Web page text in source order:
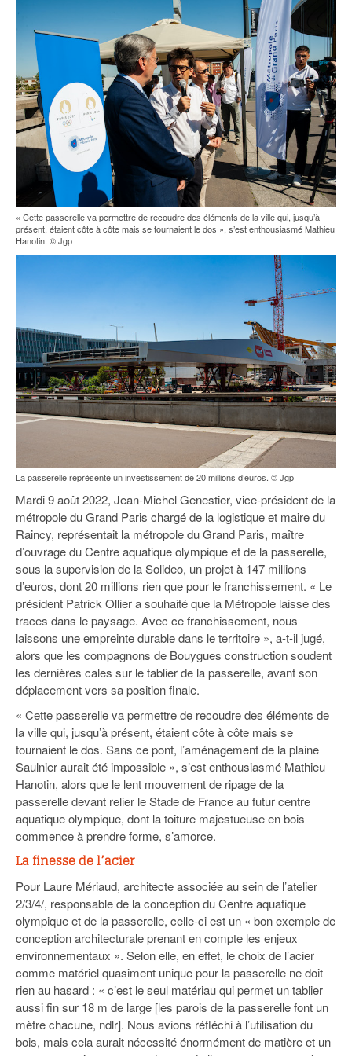
« Cette passerelle va permettre de recoudre des éléments de la ville qui, jusqu’à
présent, étaient côte à côte mais se tournaient le dos », s’est enthousiasmé Mathieu
Hanotin. © Jgp
La passerelle représente un investissement de 20 millions d’euros. © Jgp
Mardi 9 août 2022, Jean-Michel Genestier, vice-président de la
métropole du Grand Paris chargé de la logistique et maire du
Raincy, représentait la métropole du Grand Paris, maître
d’ouvrage du Centre aquatique olympique et de la passerelle,
sous la supervision de la Solideo, un projet à 147 millions
d’euros, dont 20 millions rien que pour le franchissement. « Le
président Patrick Ollier a souhaité que la Métropole laisse des
traces dans le paysage. Avec ce franchissement, nous
laissons une empreinte durable dans le territoire », a-t-il jugé,
alors que les compagnons de Bouygues construction soudent
les dernières cales sur le tablier de la passerelle, avant son
déplacement vers sa position finale.
« Cette passerelle va permettre de recoudre des éléments de
la ville qui, jusqu’à présent, étaient côte à côte mais se
tournaient le dos. Sans ce pont, l’aménagement de la plaine
Saulnier aurait été impossible », s’est enthousiasmé Mathieu
Hanotin, alors que le lent mouvement de ripage de la
passerelle devant relier le Stade de France au futur centre
aquatique olympique, dont la toiture majestueuse en bois
commence à prendre forme, s’amorce.
La finesse de l’acier
Pour Laure Mériaud, architecte associée au sein de l’atelier
2/3/4/, responsable de la conception du Centre aquatique
olympique et de la passerelle, celle-ci est un « bon exemple de
conception architecturale prenant en compte les enjeux
environnementaux ». Selon elle, en effet, le choix de l’acier
comme matériel quasiment unique pour la passerelle ne doit
rien au hasard : « c’est le seul matériau qui permet un tablier
aussi fin sur 18 m de large [les parois de la passerelle font un
mètre chacune, ndlr]. Nous avions réfléchi à l’utilisation du
bois, mais cela aurait nécessité énormément de matière et un